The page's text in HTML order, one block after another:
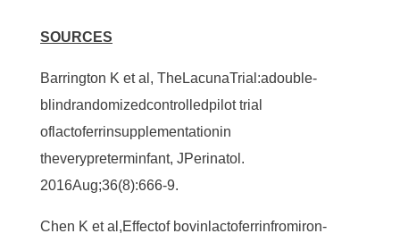
SOURCES
Barrington K et al, TheLacunaTrial:adouble-
blindrandomizedcontrolledpilot trial
oflactoferrinsupplementationin
theverypreterminfant, JPerinatol .
2016Aug;36(8):666-9.
Chen K et al,Effectof bovin lactoferrinfromiron-